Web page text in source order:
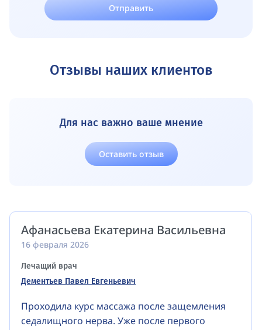
Отправить
Отзывы наших клиентов
Для нас важно ваше мнение
Оставить отзыв
Афанасьева Екатерина Васильевна
16 февраля 2026
Лечащий врач
Дементьев Павел Евгеньевич
Проходила курс массажа после защемления
седалищного нерва. Уже после первого